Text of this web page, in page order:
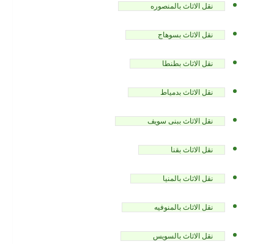
نقل الاثاث بالمنصوره
نقل الاثاث بسوهاج
نقل الاثاث بطنطا
نقل الاثاث بدمياط
نقل الاثاث ببنى سويف
نقل الاثاث بقنا
نقل الاثاث بالمنيا
نقل الاثاث بالمنوفيه
نقل الاثاث بالسويس